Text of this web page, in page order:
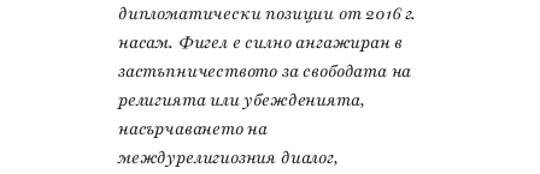
дипломатически позиции от 2016 г.
насам. Фигел е силно ангажиран в
застъпничеството за свободата на
религията или убежденията,
насърчаването на
междурелигиозния диалог,